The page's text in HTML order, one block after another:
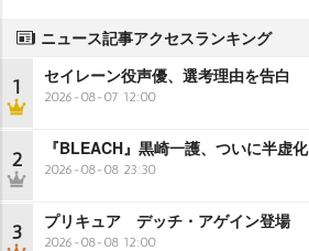
ニュース記事アクセスランキング
1 セイレーン役声優、選考理由を告白
2026-08-07 12:00
2 『BLEACH』黒崎一護、ついに半虚化
2026-08-08 23:30
3 プリキュア デッチ・アゲイン登場
2026-08-08 12:00